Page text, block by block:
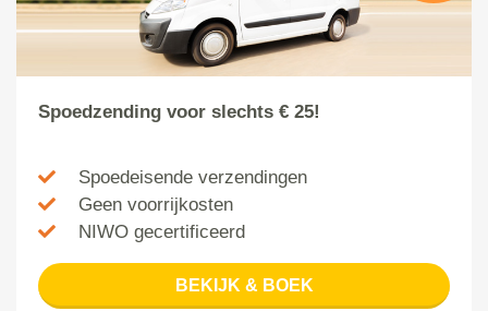
Spoedzending voor slechts € 25!
Spoedeisende verzendingen
Geen voorrijkosten
NIWO gecertificeerd
BEKIJK & BOEK